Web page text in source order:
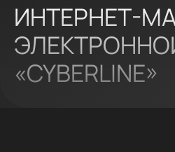
ИНТЕРНЕТ-
«CYBERLINE»